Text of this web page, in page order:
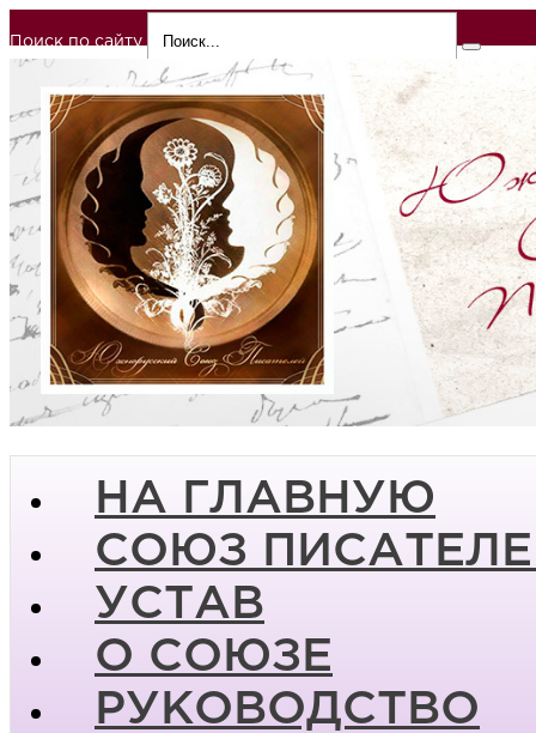
Поиск по сайту
НА ГЛАВНУЮ
СОЮЗ
УСТАВ
О СОЮЗЕ
РУКОВОДСТВО